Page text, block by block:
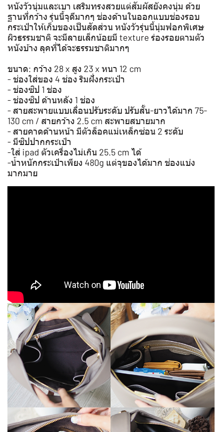
หนังวัวนุ่มและเบา เสริมทรงสวยแต่สัมผัสยังคงนุ่ม ด้วย
ฐานที่กว้าง รุ่นนี้จุดีมากๆ ช่องด้านในออกแบบช่องรอบ
กระเป๋าให้เก็บของเป็นสัดส่วน หนังวัวรุ่นนี้นุ่มฟอกพิเศษ
ผิวธรรมชาติ จะมีลายเล็กน้อยมี texture ร่องรอยตามตัว
หนังบ้าง ลุคที่ได้จะธรรมชาติมากๆ
ขนาด: กว้าง 28 x สูง 23 x หนา 12 cm
- ช่องใส่ของ 4 ช่อง ริมฝั่งกระเป๋า
- ช่องซิป 1 ช่อง
- ช่องซิป ด้านหลัง 1 ช่อง
- สายสะพายแบบเลื่อนปรับระดับ ปรับสั้น-ยาวได้มาก 75-
130 cm / สายกว้าง 2.5 cm สะพายสบายมาก
- สายคาดด้านหน้า มีตัวล็อคแม่เหล็กซ่อน 2 ระดับ
- มีซิปปากกระเป๋า
-ใส่ ipad ตัวเครื่องไม่เกิน 25.5 cm ได้
-น้ำหนักกระเป๋าเพียง 480g แต่จุของได้มาก ช่องแบ่ง
มากมาย